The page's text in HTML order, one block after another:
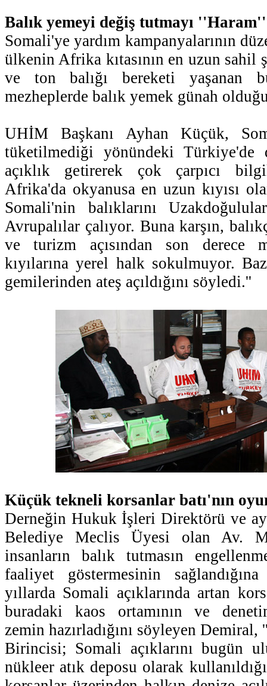
Balık yemeyi değiş tutmayı
Somali'ye yardım kampanyalarının
ülkenin Afrika kıtasının en uzun sahil
ve ton balığı bereketi yaşanan
mezheplerde balık yemek günah
UHİM Başkanı Ayhan Küçük,
tüketilmediği yönündeki Türkiye'de
açıklık getirerek çok çarpıcı
Afrika'da okyanusa en uzun kıyısı
Somali'nin balıklarını
Avrupalılar çalıyor. Buna karşın,
ve turizm açısından son derece
kıyılarına yerel halk sokulmuyor.
gemilerinden ateş açıldığını söyledi.''
Küçük tekneli korsanlar batı'nın
Derneğin Hukuk İşleri Direktörü ve
Belediye Meclis Üyesi olan Av.
insanların balık tutmasın
faaliyet göstermesinin
yıllarda Somali açıklarında artan
buradaki kaos ortamının ve
zemin hazırladığını söyleyen
Birincisi; Somali açıklarını bugün
nükleer atık deposu olarak